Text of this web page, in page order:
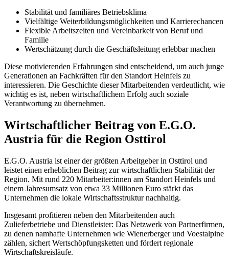
Stabilität und familiäres Betriebsklima
Vielfältige Weiterbildungsmöglichkeiten und Karrierechancen
Flexible Arbeitszeiten und Vereinbarkeit von Beruf und
Familie
Wertschätzung durch die Geschäftsleitung erlebbar machen
Diese motivierenden Erfahrungen sind entscheidend, um auch junge
Generationen an Fachkräften für den Standort Heinfels zu
interessieren. Die Geschichte dieser Mitarbeitenden verdeutlicht, wie
wichtig es ist, neben wirtschaftlichem Erfolg auch soziale
Verantwortung zu übernehmen.
Wirtschaftlicher Beitrag von E.G.O.
Austria für die Region Osttirol
E.G.O. Austria ist einer der größten Arbeitgeber in Osttirol und
leistet einen erheblichen Beitrag zur wirtschaftlichen Stabilität der
Region. Mit rund 220 Mitarbeiter:innen am Standort Heinfels und
einem Jahresumsatz von etwa 33 Millionen Euro stärkt das
Unternehmen die lokale Wirtschaftsstruktur nachhaltig.
Insgesamt profitieren neben den Mitarbeitenden auch
Zulieferbetriebe und Dienstleister: Das Netzwerk von Partnerfirmen,
zu denen namhafte Unternehmen wie Wienerberger und Voestalpine
zählen, sichert Wertschöpfungsketten und fördert regionale
Wirtschaftskreisläufe.